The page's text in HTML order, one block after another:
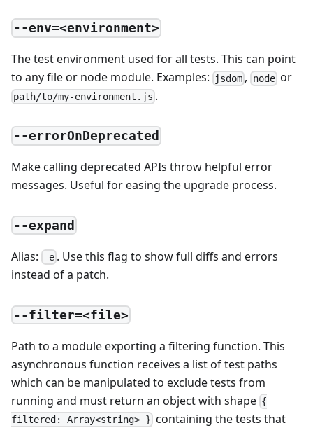
--env=<environment>
The test environment used for all tests. This can point
to any file or node module. Examples:
jsdom , nodeor
path/to/my-environment.js .
--errorOnDeprecated
Make calling deprecated APIs throw helpful error
messages. Useful for easing the upgrade process.
--expand
Alias: -e . Use this flag to show full diffs and errors
instead of a patch.
--filter=<file>
Path to a module exporting a filtering function. This
asynchronous function receives a list of test paths
which can be manipulated to exclude tests from
running and must return an object with shape {
filtered: Array<string> } containing the tests that